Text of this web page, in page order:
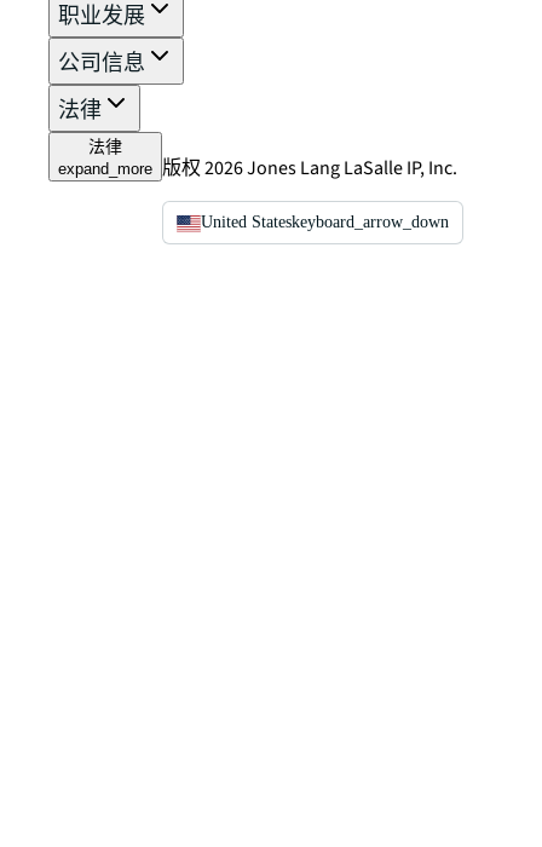
职业发展
公司信息
法律
法律
expand_more 版权 2026 Jones Lang LaSalle IP, Inc.
United Stateskeyboard_arrow_down